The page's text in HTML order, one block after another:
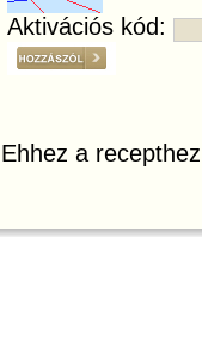
Aktivációs kód:
Ehhez a